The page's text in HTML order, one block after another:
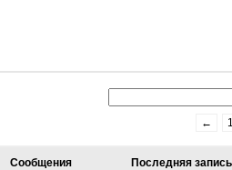
← 1
Сообщения Последняя запись